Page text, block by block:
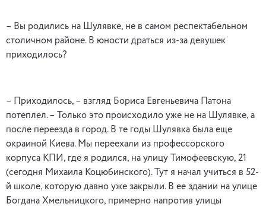
– Вы родились на Шулявке, не в самом респектабельном
столичном районе. В юности драться из-за девушек
приходилось?
– Приходилось, – взгляд Бориса Евгеньевича Патона
потеплел. – Только это происходило уже не на Шулявке, а
после переезда в город. В те годы Шулявка была еще
окраиной Киева. Мы переехали из профессорского
корпуса КПИ, где я родился, на улицу Тимофеевскую, 21
(сегодня Михаила Коцюбинского). Тут я начал учиться в 52-
й школе, которую давно уже закрыли. В ее здании на улице
Богдана Хмельницкого, примерно напротив улицы